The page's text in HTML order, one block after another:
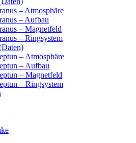
– Atmosphäre
– Aufbau
– Magnetfeld
– Ringsystem
– Atmosphäre
– Aufbau
– Magnetfeld
– Ringsystem